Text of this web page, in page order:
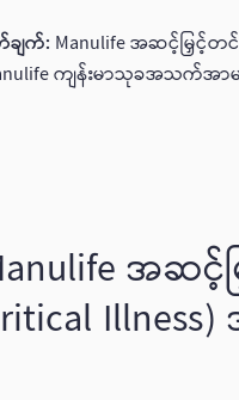
ျက်: Manulife အဆင့်မြှင့်တ
ကျန်းမာသုခအသက်အ
အဆင့်
Illness)